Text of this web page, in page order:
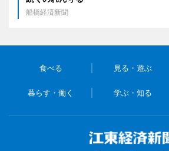
船橋経済新聞
食べる 見る・遊ぶ
暮らす・働く 学ぶ・知る